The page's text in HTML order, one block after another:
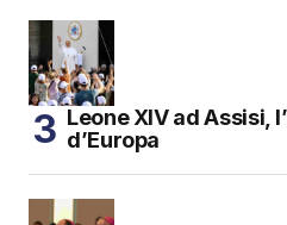
Leone XIV ad Assisi,
d’Europa